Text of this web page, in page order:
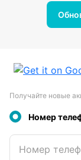
Получайте новые
Номер
Номер